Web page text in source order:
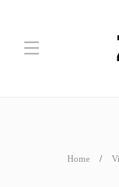
Home